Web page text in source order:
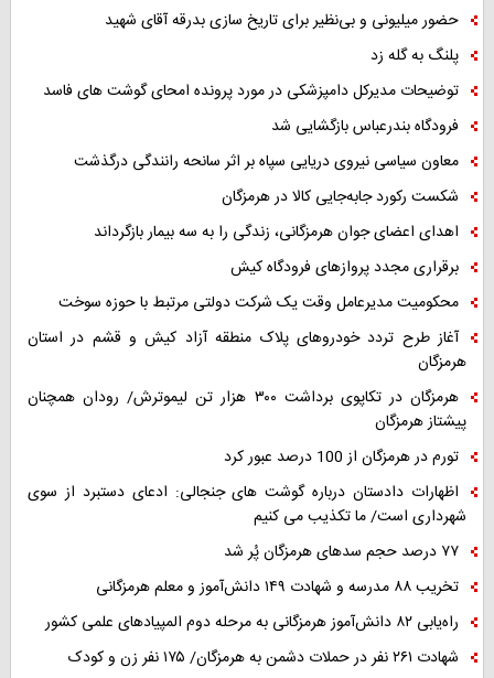
حضور میلیونی و بی‌نظیر برای تاریخ سازی بدرقه آقای شهید
پلنگ به گله زد
توضیحات مدیرکل دامپزشکی در مورد پرونده امحای گوشت های فاسد
فرودگاه بندرعباس بازگشایی شد
معاون سیاسی نیروی دریایی سپاه بر اثر سانحه رانندگی درگذشت
شکست رکورد جابه‌جایی کالا در هرمزگان
اهدای اعضای جوان هرمزگانی، زندگی را به سه بیمار بازگرداند
برقراری مجدد پروازهای فرودگاه کیش
محکومیت مدیرعامل وقت یک شرکت دولتی مرتبط با حوزه سوخت
آغاز طرح تردد خودروهای پلاک منطقه آزاد کیش و قشم در استان
هرمزگان
هرمزگان در تکاپوی برداشت ۳۰۰ هزار تن لیموترش/ رودان همچنان
پیشتاز هرمزگان
تورم در هرمزگان از 100 درصد عبور کرد
اظهارات دادستان درباره گوشت های جنجالی: ادعای دستبرد از سوی
شهرداری است/ ما تکذیب می کنیم
۷۷ درصد حجم سدهای هرمزگان پُر شد
تخریب ۸۸ مدرسه و شهادت ۱۴۹ دانش‌آموز و معلم هرمزگانی
راه‌یابی ۸۲ دانش‌آموز هرمزگانی به مرحله دوم المپیادهای علمی کشور
شهادت ۲۶۱ نفر در حملات دشمن به هرمزگان/ ۱۷۵ نفر زن و کودک